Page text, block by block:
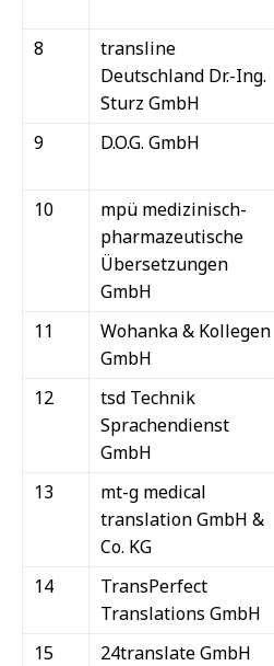
8
transline
Deutschland Dr.-Ing.
Sturz GmbH
9 D.O.G. GmbH
10
mpü medizinisch-
pharmazeutische
Übersetzungen
GmbH
11
Wohanka & Kollegen
GmbH
12
tsd Technik
Sprachendienst
GmbH
13
mt-g medical
translation GmbH &
Co. KG
14
TransPerfect
Translations GmbH
15
24translate GmbH